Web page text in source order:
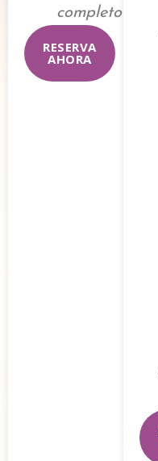
completo
RESERVA
AHORA